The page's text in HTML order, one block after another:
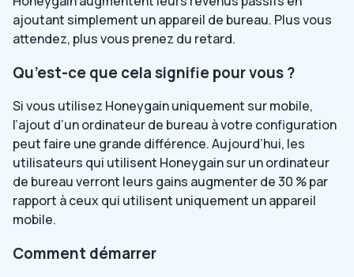
ajoutant simplement un appareil de bureau. Plus vous
attendez, plus vous prenez du retard.
Qu’est-ce que cela signifie pour vous ?
Si vous utilisez Honeygain uniquement sur mobile,
l’ajout d’un ordinateur de bureau à votre configuration
peut faire une grande différence. Aujourd’hui, les
utilisateurs qui utilisent Honeygain sur un ordinateur
de bureau verront leurs gains augmenter de 30 % par
rapport à ceux qui utilisent uniquement un appareil
mobile.
Comment démarrer